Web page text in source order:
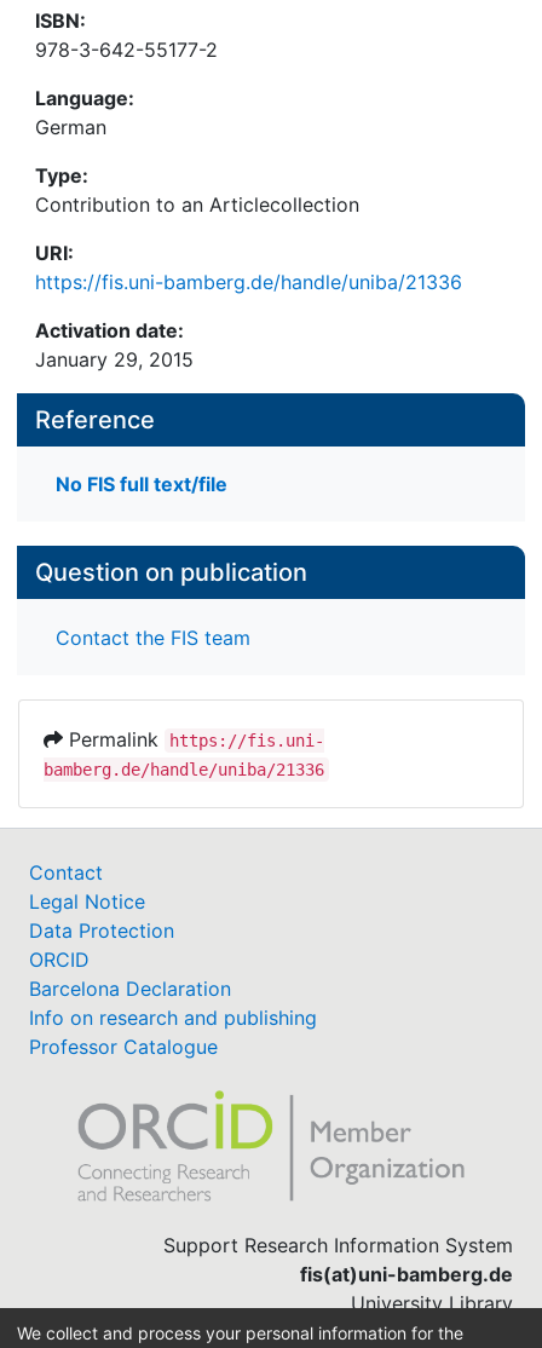
ISBN:
978-3-642-55177-2
Language:
German
Type:
Contribution to an Articlecollection
URI:
https://fis.uni-bamberg.de/handle/uniba/21336
Activation date:
January 29, 2015
Reference
No FIS full text/file
Question on publication
Contact the FIS team
Permalink
https://fis.uni-
bamberg.de/handle/uniba/21336
Contact
Legal Notice
Data Protection
ORCID
Barcelona Declaration
Info on research and publishing
Professor Catalogue
Support Research Information System
fis(at)uni-bamberg.de
University Library
(0951) 863-1568
We collect and process your personal information for the